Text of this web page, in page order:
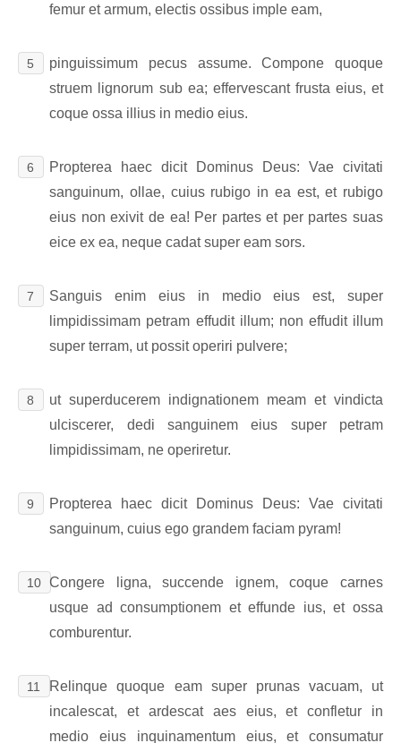
femur et armum, electis ossibus imple eam,
5
pinguissimum pecus assume. Compone quoque
struem lignorum sub ea; effervescant frusta eius, et
coque ossa illius in medio eius.
6
Propterea haec dicit Dominus Deus: Vae civitati
sanguinum, ollae, cuius rubigo in ea est, et rubigo
eius non exivit de ea! Per partes et per partes suas
eice ex ea, neque cadat super eam sors.
7
Sanguis enim eius in medio eius est, super
limpidissimam petram effudit illum; non effudit illum
super terram, ut possit operiri pulvere;
8
ut superducerem indignationem meam et vindicta
ulciscerer, dedi sanguinem eius super petram
limpidissimam, ne operiretur.
9
Propterea haec dicit Dominus Deus: Vae civitati
sanguinum, cuius ego grandem faciam pyram!
10 Congere ligna, succende ignem, coque carnes
usque ad consumptionem et effunde ius, et ossa
comburentur.
11
Relinque quoque eam super prunas vacuam, ut
incalescat, et ardescat aes eius, et confletur in
medio eius inquinamentum eius, et consumatur